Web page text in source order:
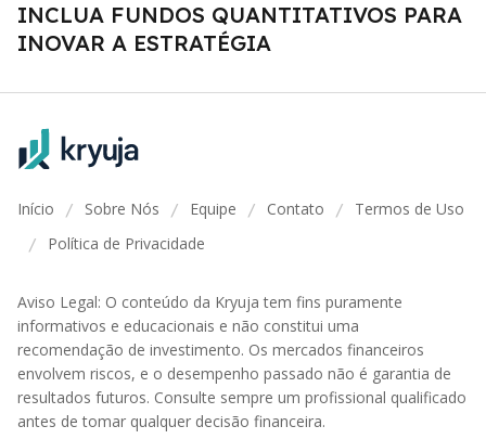
INCLUA FUNDOS QUANTITATIVOS PARA
INOVAR A ESTRATÉGIA
Início / Sobre Nós / Equipe / Contato / Termos de Uso
/ Política de Privacidade
Aviso Legal: O conteúdo da Kryuja tem fins puramente
informativos e educacionais e não constitui uma
recomendação de investimento. Os mercados financeiros
envolvem riscos, e o desempenho passado não é garantia de
resultados futuros. Consulte sempre um profissional qualificado
antes de tomar qualquer decisão financeira.